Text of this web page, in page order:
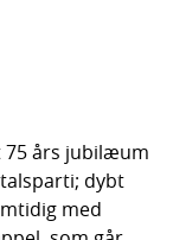
75 års jubilæum
dybt
med